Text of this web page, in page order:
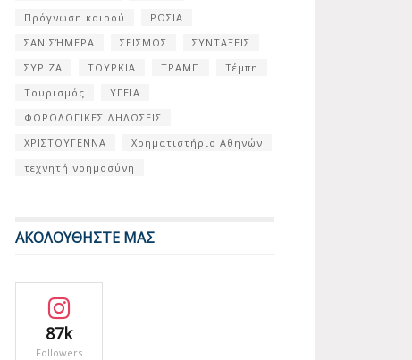
Πρόγνωση καιρού
ΡΩΣΙΑ
ΣΑΝ ΣΉΜΕΡΑ
ΣΕΙΣΜΟΣ
ΣΥΝΤΑΞΕΙΣ
ΣΥΡΙΖΑ
ΤΟΥΡΚΙΑ ΤΡΑΜΠ
Τέμπη
Τουρισμός
ΥΓΕΙΑ
ΦΟΡΟΛΟΓΙΚΕΣ ΔΗΛΩΣΕΙΣ
ΧΡΙΣΤΟΥΓΕΝΝΑ
Χρηματιστήριο Αθηνών
τεχνητή νοημοσύνη
ΑΚΟΛΟΥΘΗΣΤΕ ΜΑΣ
87k
Followers